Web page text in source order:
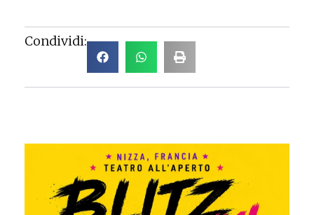
Condividi: